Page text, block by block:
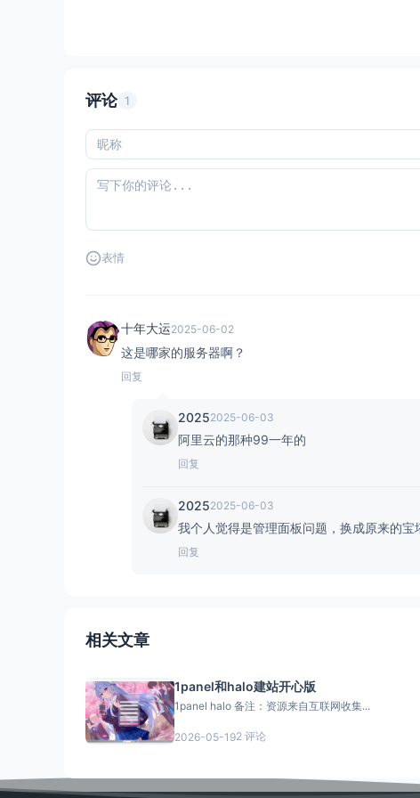
评论 1
表情
十年大运2025-06-02
这是哪家的服务器啊？
回复
20252025-06-03
阿里云的那种99一年的
回复
20252025-06-03
我个人觉得是管理面板问题，换成原来的宝
回复
相关文章
1panel和halo建站开心版
1panel halo 备注：资源来自互联网收集...
2026-05-192 评论